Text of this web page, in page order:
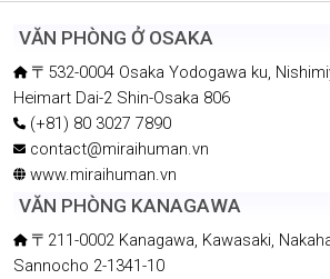
VĂN PHÒNG Ở OSAKA
〒532-0004 Osaka Yodogawa ku,
Heimart Dai-2 Shin-Osaka 806
(+81) 80 3027 7890
contact@miraihuman.vn
www.miraihuman.vn
VĂN PHÒNG KANAGAWA
〒211-0002 Kanagawa, Kawasaki,
Sannocho 2-1341-10